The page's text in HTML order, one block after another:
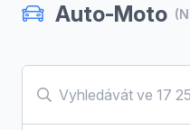
Auto-Moto